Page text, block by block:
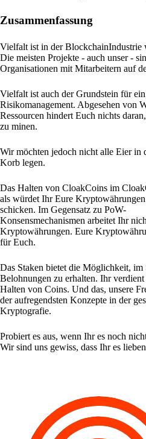
Zusammenfassung
Vielfalt ist in der BlockchainIndustrie
Die meisten Projekte - auch unser -
Organisationen mit Mitarbeitern auf
Vielfalt ist auch der Grundstein für
Risikomanagement. Abgesehen von
Ressourcen hindert Euch nichts
zu minen.
Wir möchten jedoch nicht alle Eier in
Korb legen.
Das Halten von CloakCoins im
als würdet Ihr Eure
schicken. Im Gegensatz zu PoW-
Konsensmechanismen arbeitet Ihr
Kryptowährungen. Eure
für Euch.
Das Staken bietet die Möglichkeit,
Belohnungen zu erhalten. Ihr
Halten von Coins. Und das, unsere
der aufregendsten Konzepte in der
Kryptografie.
Probiert es aus, wenn Ihr es noch
Wir sind uns gewiss, dass Ihr es